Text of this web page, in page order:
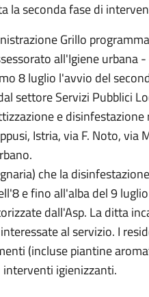
la seconda fase di
Grillo
all'Igiene urbana
8 luglio l'avvio del
settore Servizi Pubblici
e
Istria, via F. Noto, via
che la
e fino all'alba del 9
dall'Asp. La ditta
al servizio. I
(incluse piantine
igienizzanti.